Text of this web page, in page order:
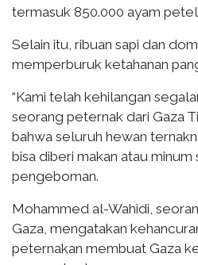
termasuk 850.000 ayam
Selain itu, ribuan sapi dan
memperburuk ketahanan
“Kami telah kehilangan
seorang peternak dari Gaza
bahwa seluruh hewan
bisa diberi makan atau minum
pengeboman.
Mohammed al-Wahidi,
Gaza, mengatakan
peternakan membuat Gaza